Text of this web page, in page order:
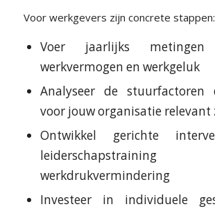
Voor werkgevers zijn concrete stappen:
Voer jaarlijks
werkvermogen en werkgeluk
Analyseer de stuurfactoren
voor jouw organisatie relevant
Ontwikkel gerichte
werkdrukvermindering
Investeer in individuele